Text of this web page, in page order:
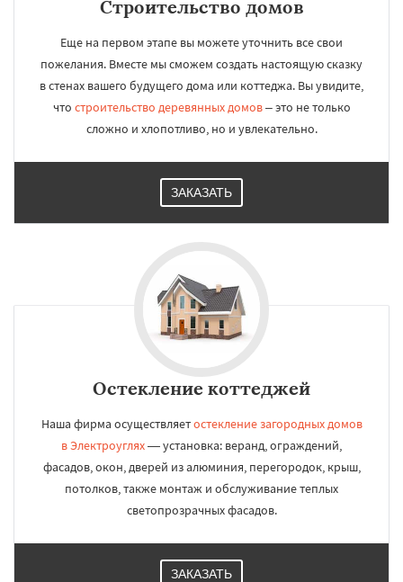
Строительство домов
Еще на первом этапе вы можете уточнить все свои
пожелания. Вместе мы сможем создать настоящую сказку
в стенах вашего будущего дома или коттеджа. Вы увидите,
что строительство деревянных домов– это не только
сложно и хлопотливо, но и увлекательно.
ЗАКАЗАТЬ
Остекление коттеджей
Наша фирма осуществляетостекление загородных домов
в Электроуглях— установка: веранд, ограждений,
фасадов, окон, дверей из алюминия, перегородок, крыш,
потолков, также монтаж и обслуживание теплых
светопрозрачных фасадов.
ЗАКАЗАТЬ